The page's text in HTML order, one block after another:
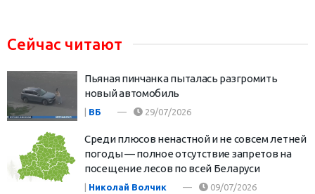
Сейчас читают
Пьяная пинчанка пыталась разгромить
новый автомобиль
| ВБ 29/07/2026
Среди плюсов ненастной и не совсем летней
погоды — полное отсутствие запретов на
посещение лесов по всей Беларуси
Николай Волчик 09/07/2026